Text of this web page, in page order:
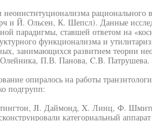
неоинстнтуционализма
и Й. Ольсен, К. Шепсл). Данные
парадигмы, ставшей ответом на
функционализма и
занимающихся развитием теории
П.В. Панова, C.B. Патрушева.
опиралось на работы
подгрупп:
JI. Даймонд, X. Линц, Ф.
категориальный